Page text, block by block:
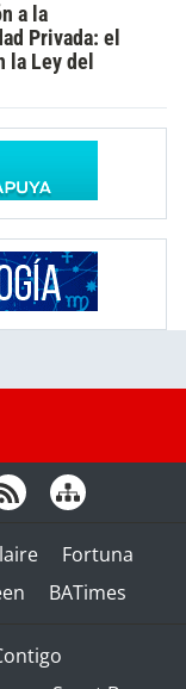
a la
Privada: el
la Ley del
Fortuna
BATimes